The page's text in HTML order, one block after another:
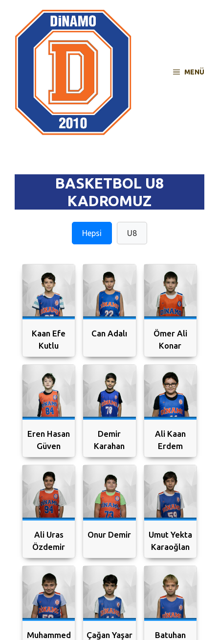
MENÜ
BASKETBOL U8
KADROMUZ
Hepsi U8
Kaan Efe
Kutlu
Can Adalı
Ömer Ali
Konar
Eren Hasan
Güven
Demir
Karahan
Ali Kaan
Erdem
Ali Uras
Özdemir
Onur Demir
Umut Yekta
Karaoğlan
Muhammed
Çağan Yaşar
Batuhan